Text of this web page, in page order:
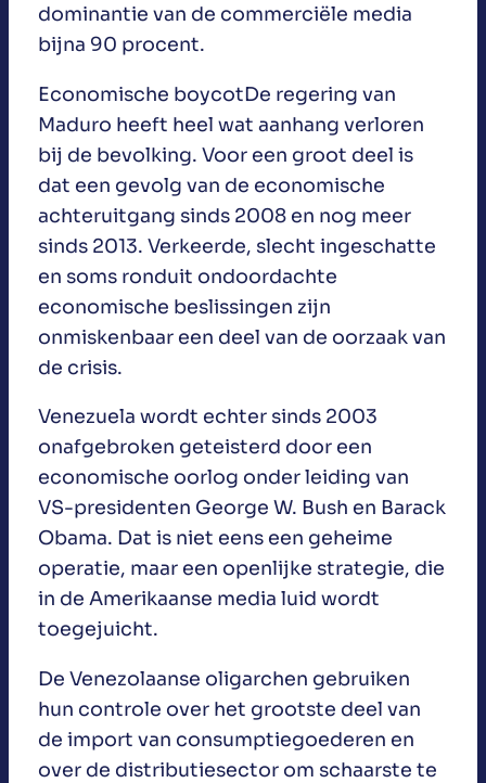
dominantie van de commerciële media
bijna 90 procent.
Economische boycotDe regering van
Maduro heeft heel wat aanhang verloren
bij de bevolking. Voor een groot deel is
dat een gevolg van de economische
achteruitgang sinds 2008 en nog meer
sinds 2013. Verkeerde, slecht ingeschatte
en soms ronduit ondoordachte
economische beslissingen zijn
onmiskenbaar een deel van de oorzaak van
de crisis.
Venezuela wordt echter sinds 2003
onafgebroken geteisterd door een
economische oorlog onder leiding van
VS-presidenten George W. Bush en Barack
Obama. Dat is niet eens een geheime
operatie, maar een openlijke strategie, die
in de Amerikaanse media luid wordt
toegejuicht.
De Venezolaanse oligarchen gebruiken
hun controle over het grootste deel van
de import van consumptiegoederen en
over de distributiesector om schaarste te